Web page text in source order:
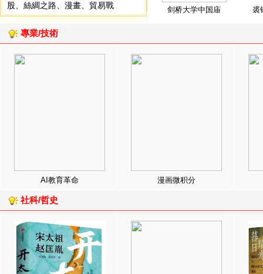
股
絲綢之路 漫畫 貿易戰 剑桥大学中国庙 裘
專業/技術
AI教育革命 漫画微积分
社科/哲史